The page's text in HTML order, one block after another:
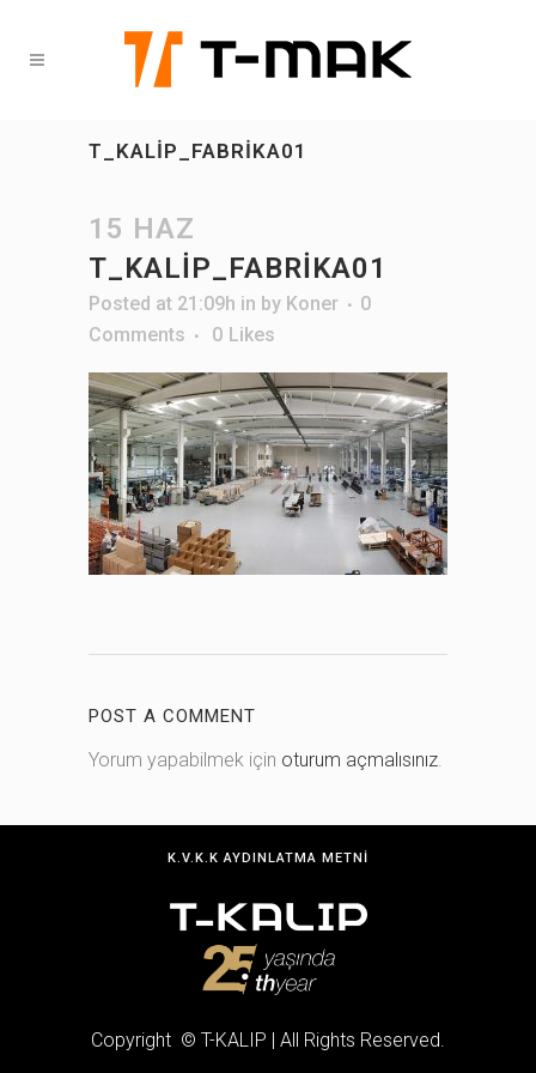
T_KALIP_FABRIKA01
15 HAZ
T_KALIP_FABRIKA01
Posted at 21:09h in by Koner
0
Comments
0 Likes
POST A COMMENT
Yorum yapabilmek için oturum açmalısınız.
K.V.K.K AYDINLATMA METNI
Copyright © T-KALIP | All Rights Reserved.